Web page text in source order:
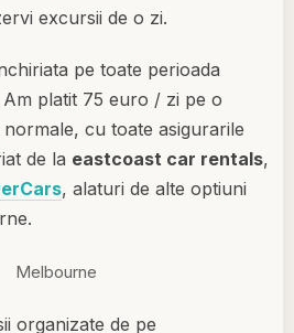
excursii de o zi.
pe toate perioada
platit 75 euro / zi pe o
normale, cu toate asigurarile
de la eastcoast car rentals,
, alaturi de alte optiuni
organizate de pe